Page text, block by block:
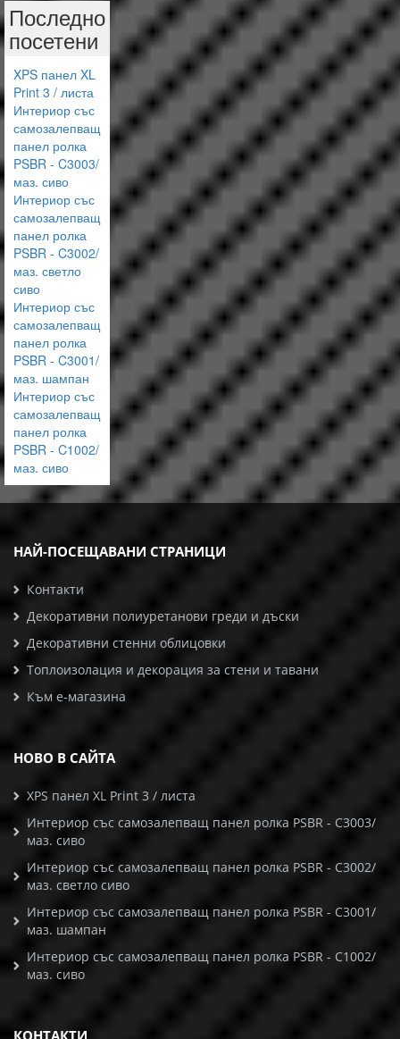
Последно
посетени
XPS панел XL
Print 3 / листа
Интериор със
самозалепващ
панел ролка
PSBR - C3003/
маз. сиво
Интериор със
самозалепващ
панел ролка
PSBR - C3002/
маз. светло
сиво
Интериор със
самозалепващ
панел ролка
PSBR - C3001/
маз. шампан
Интериор със
самозалепващ
панел ролка
PSBR - C1002/
маз. сиво
НАЙ-ПОСЕЩАВАНИ СТРАНИЦИ
Контакти
Декоративни полиуретанови греди и дъски
Декоративни стенни облицовки
Топлоизолация и декорация за стени и тавани
Към е-магазина
НОВО В САЙТА
XPS панел XL Print 3 / листа
Интериор със самозалепващ панел ролка PSBR - C3003/
маз. сиво
Интериор със самозалепващ панел ролка PSBR - C3002/
маз. светло сиво
Интериор със самозалепващ панел ролка PSBR - C3001/
маз. шампан
Интериор със самозалепващ панел ролка PSBR - C1002/
маз. сиво
КОНТАКТИ